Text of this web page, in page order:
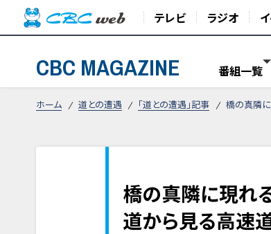
テレビ ラジオ
CBC MAGAZINE 番組一覧
ホーム 道との遭遇 「道との遭遇」記事 橋の真隣
橋の真隣に現れ
道から見る高速